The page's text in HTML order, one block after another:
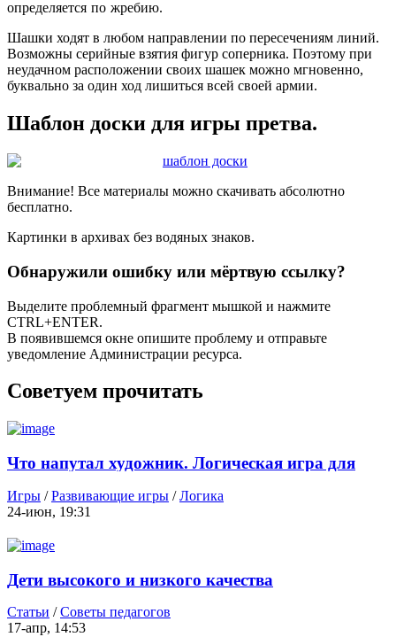
определяется по жребию.
Шашки ходят в любом направлении по пересечениям линий.
Возможны серийные взятия фигур соперника. Поэтому при
неудачном расположении своих шашек можно мгновенно,
буквально за один ход лишиться всей своей армии.
Шаблон доски для игры претва.
Внимание! Все материалы можно скачивать абсолютно
бесплатно.
Картинки в архивах без водяных знаков.
Обнаружили ошибку или мёртвую ссылку?
Выделите проблемный фрагмент мышкой и нажмите
CTRL+ENTER.
В появившемся окне опишите проблему и отправьте
уведомление Администрации ресурса.
Советуем прочитать
Что напутал художник. Логическая игра для
Игры /Развивающие игры /Логика
24-июн, 19:31
Дети высокого и низкого качества
Статьи /Советы педагогов
17-апр, 14:53